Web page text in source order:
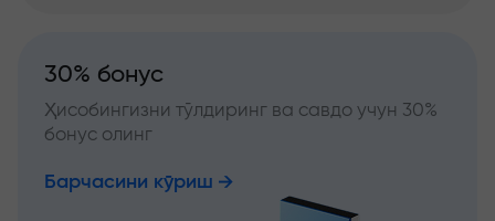
30% бонус
Ҳисобингизни тўлдиринг ва савдо учун 30%
бонус олинг
Барчасини кўриш